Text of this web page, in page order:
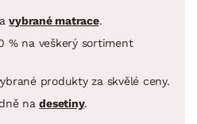
vybrané matrace.
% na veškerý sortiment
produkty za skvělé ceny.
nadesetiny.